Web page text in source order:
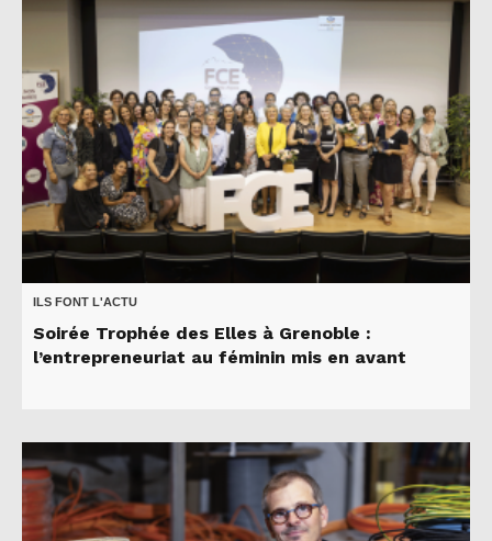
ILS FONT L'ACTU
Soirée Trophée des Elles à Grenoble :
l’entrepreneuriat au féminin mis en avant